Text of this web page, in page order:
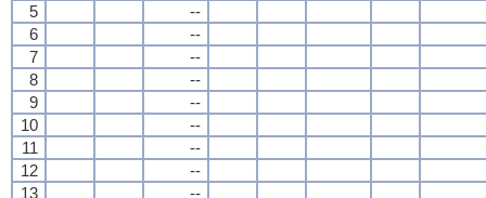
5
--
6
--
7
--
8
--
9
--
10
--
11
--
12
--
13
--